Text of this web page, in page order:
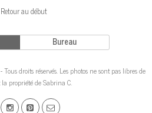
Retour au début
Bureau
droits réservés. Les photos ne sont pas libres de
propriété de Sabrina C.